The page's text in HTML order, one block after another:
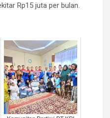
Rp15 juta per bulan.